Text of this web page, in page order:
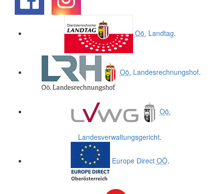
Oö. Landtag.
Oö. Landesrechnungshof.
Oö.
Landesverwaltungsgericht.
Europe Direct OÖ.